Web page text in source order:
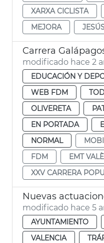
XARXA CICLISTA
MEJORA
Carrera
modificado hace 2
EDUCACIÓN Y
WEB FDM
OLIVERETA
EN PORTADA
NORMAL
FDM
EMT
XXV CARRERA
Nuevas
modificado hace 5
AYUNTAMIENTO
VALENCIA